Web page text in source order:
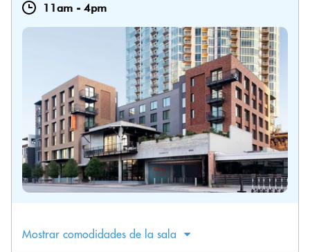
11am - 4pm
Mostrar comodidades de la sala